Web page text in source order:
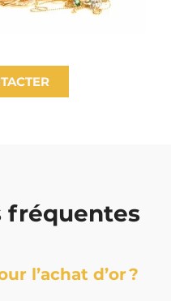
fréquentes
l’achat d’or ?